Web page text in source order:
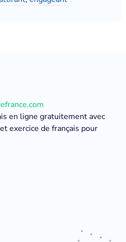
en ligne gratuitement avec
exercice de français pour